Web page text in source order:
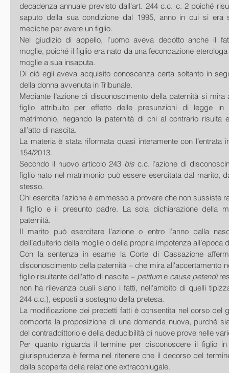
decadenza annuale previsto dall'art. 244 c.c. c. 2 poiché
saputo della sua condizione dal 1995, anno in cui si era
mediche per avere un figlio.
Nel giudizio di appello, l’uomo aveva dedotto anche il
moglie, poiché il figlio era nato da una fecondazione
moglie a sua insaputa.
Di ciò egli aveva acquisito conoscenza certa soltanto in
della donna avvenuta in Tribunale.
Mediante l’azione di disconoscimento della paternità si
figlio attribuito per effetto delle presunzioni di legge
matrimonio, negando la paternità di chi al contrario risulta
all’atto di nascita.
La materia è stata riformata quasi interamente con l’entrata
154/2013.
Secondo il nuovo articolo 243 bis c.c. l’azione di
figlio nato nel matrimonio può essere esercitata dal marito,
stesso.
Chi esercita l’azione è ammesso a provare che non sussiste
il figlio e il presunto padre. La sola dichiarazione della
paternità.
Il marito può esercitare l’azione o entro l’anno dalla
dell’adulterio della moglie o della propria impotenza all’epoca
Con la sentenza in esame la Corte di Cassazione
disconoscimento della paternità – che mira all'accertamento
figlio risultante dall'atto di nascita – petitum e causa petendi
non ha rilevanza quali siano i fatti, nell'ambito di quelli
244 c.c.), esposti a sostegno della pretesa.
La modificazione dei predetti fatti è consentita nel corso del
comporta la proposizione di una domanda nuova, purché
del contraddittorio e della deducibilità di nuove prove nelle
Per quanto riguarda il termine per disconoscere il figlio
giurisprudenza è ferma nel ritenere che il decorso del
dalla scoperta della relazione extraconiugale.